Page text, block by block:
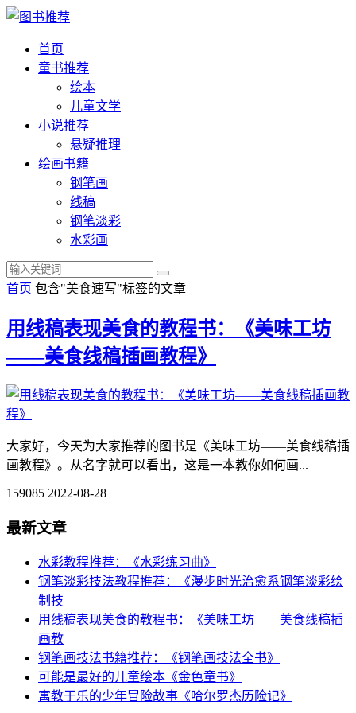
首页
童书推荐
绘本
儿童文学
小说推荐
悬疑推理
绘画书籍
钢笔画
线稿
钢笔淡彩
水彩画
首页 包含"美食速写"标签的文章
用线稿表现美食的教程书：《美味工坊
——美食线稿插画教程》
大家好，今天为大家推荐的图书是《美味工坊——美食线稿插
画教程》。从名字就可以看出，这是一本教你如何画...
159085 2022-08-28
最新文章
水彩教程推荐：《水彩练习曲》
钢笔淡彩技法教程推荐：《漫步时光治愈系钢笔淡彩绘
制技
用线稿表现美食的教程书：《美味工坊——美食线稿插
画教
钢笔画技法书籍推荐：《钢笔画技法全书》
可能是最好的儿童绘本《金色童书》
寓教于乐的少年冒险故事《哈尔罗杰历险记》